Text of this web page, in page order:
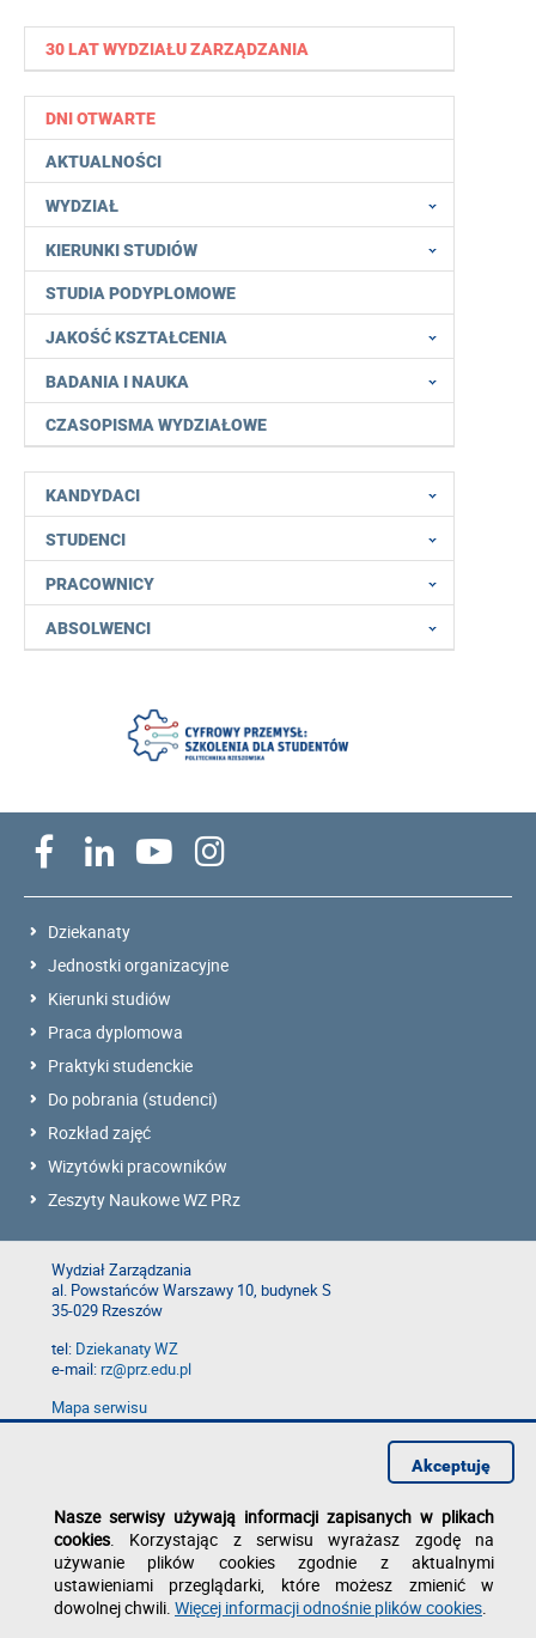
30 LAT WYDZIAŁU ZARZĄDZANIA
DNI OTWARTE
AKTUALNOŚCI
WYDZIAŁ
KIERUNKI STUDIÓW
STUDIA PODYPLOMOWE
JAKOŚĆ KSZTAŁCENIA
BADANIA I NAUKA
CZASOPISMA WYDZIAŁOWE
KANDYDACI
STUDENCI
PRACOWNICY
ABSOLWENCI
Dziekanaty
Jednostki organizacyjne
Kierunki studiów
Praca dyplomowa
Praktyki studenckie
Do pobrania (studenci)
Rozkład zajęć
Wizytówki pracowników
Zeszyty Naukowe WZ PRz
Wydział Zarządzania
al. Powstańców Warszawy 10, budynek S
35-029 Rzeszów
tel: Dziekanaty WZ
e-mail:rz@prz.edu.pl
Mapa serwisu
Deklaracja dostępności
Nasze serwisy używają informacji zapisanych w plikach
cookies. Korzystając z serwisu wyrażasz zgodę na
używanie plików cookies zgodnie z aktualnymi
ustawieniami przeglądarki, które możesz zmienić w
dowolnej chwili. Więcej informacji odnośnie plików cookies.
Akceptuję